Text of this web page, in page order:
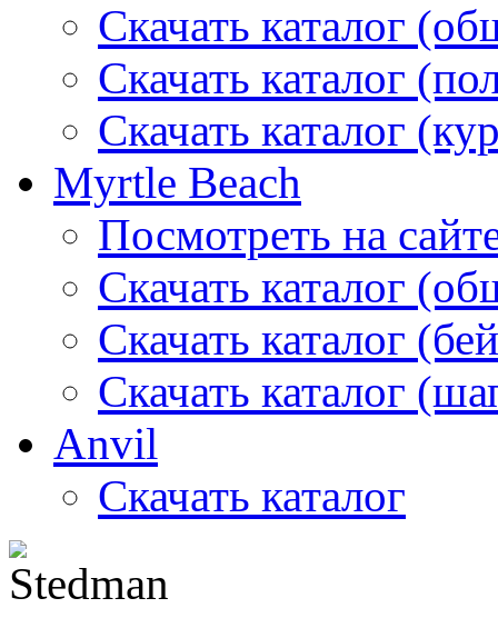
Скачать каталог
Скачать каталог
Скачать каталог
Myrtle Beach
Посмотреть на
Скачать каталог
Скачать каталог
Скачать каталог
Anvil
Скачать каталог